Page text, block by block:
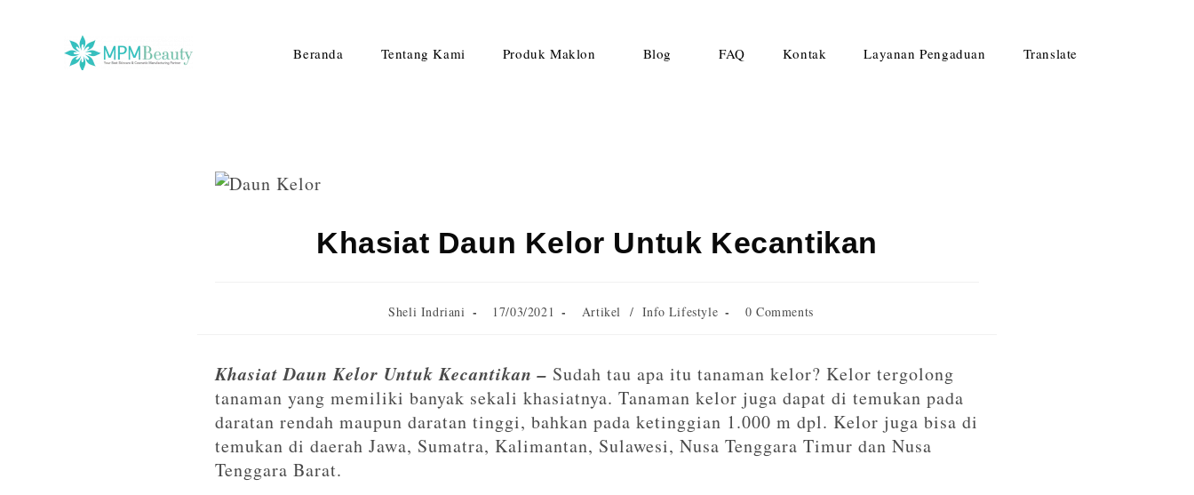
Beranda Tentang Kami Produk Maklon Blog FAQ Kontak Layanan Pengaduan Translate
Khasiat Daun Kelor Untuk Kecantikan
Sheli Indriani 17/03/2021 Artikel / Info Lifestyle 0 Comments
Khasiat Daun Kelor Untuk Kecantikan – Sudah tau apa itu tanaman kelor? Kelor tergolong
tanaman yang memiliki banyak sekali khasiatnya. Tanaman kelor juga dapat di temukan pada
daratan rendah maupun daratan tinggi, bahkan pada ketinggian 1.000 m dpl. Kelor juga bisa di
temukan di daerah Jawa, Sumatra, Kalimantan, Sulawesi, Nusa Tenggara Timur dan Nusa
Tenggara Barat.